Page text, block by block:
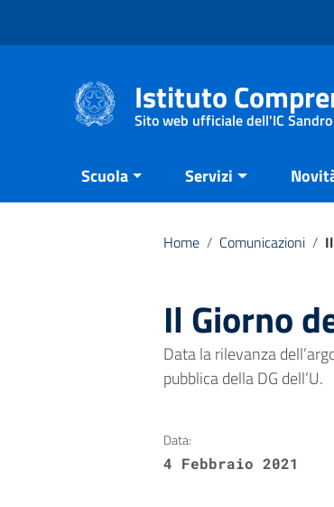
Istituto
Sito web ufficiale dell'IC
Scuola Servizi
Home / Comunicazioni /
Il Giorno
Data la rilevanza
pubblica della DG dell’U.
Data:
4 Febbraio 2021